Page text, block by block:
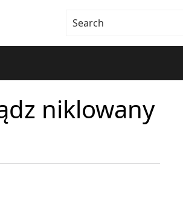
niklowany